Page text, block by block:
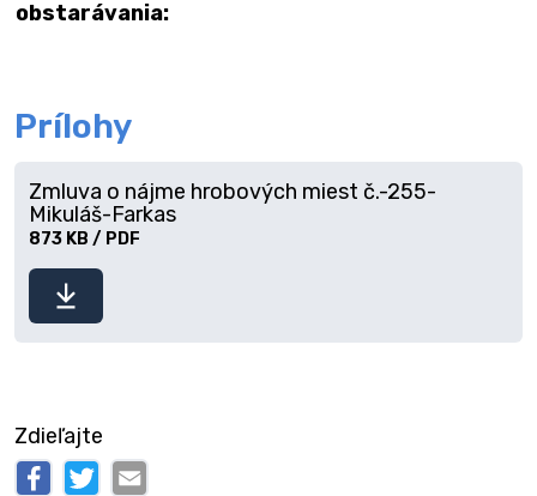
obstarávania:
Prílohy
súbor
Zmluva o nájme hrobových miest č.-255-
Mikuláš-Farkas
873 KB / PDF
Zdieľajte